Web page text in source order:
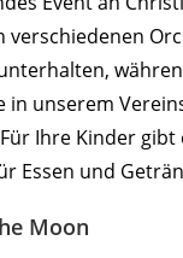
verschiedenen
in unserem
Ihre Kinder gibt
Essen und
Moon